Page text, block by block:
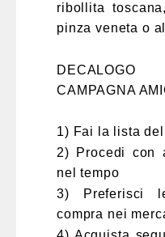
ribollita
pinza veneta o
CAMPAGNA
1) Fai la lista
2) Procedi con
nel tempo
3) Preferisci
compra nei